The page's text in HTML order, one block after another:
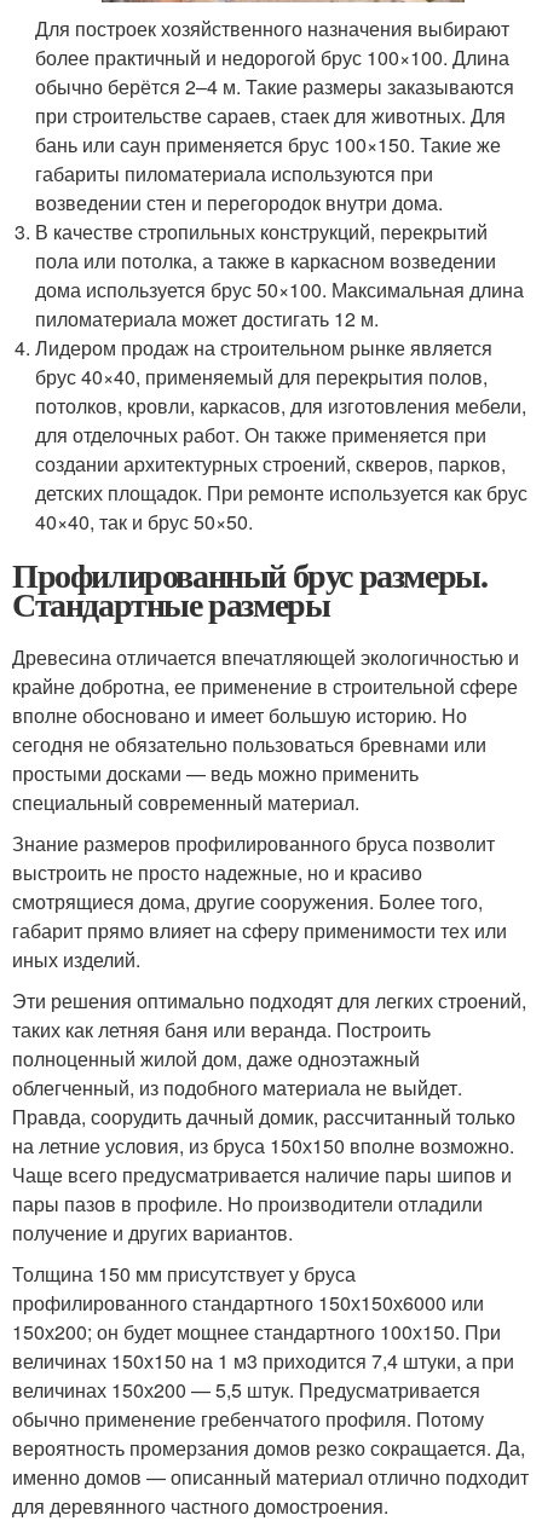
Для построек хозяйственного назначения выбирают
более практичный и недорогой брус 100×100. Длина
обычно берётся 2–4 м. Такие размеры заказываются
при строительстве сараев, стаек для животных. Для
бань или саун применяется брус 100×150. Такие же
габариты пиломатериала используются при
возведении стен и перегородок внутри дома.
В качестве стропильных конструкций, перекрытий
пола или потолка, а также в каркасном возведении
дома используется брус 50×100. Максимальная длина
пиломатериала может достигать 12 м.
Лидером продаж на строительном рынке является
брус 40×40, применяемый для перекрытия полов,
потолков, кровли, каркасов, для изготовления мебели,
для отделочных работ. Он также применяется при
создании архитектурных строений, скверов, парков,
детских площадок. При ремонте используется как брус
40×40, так и брус 50×50.
Профилированный брус размеры.
Стандартные размеры
Древесина отличается впечатляющей экологичностью и
крайне добротна, ее применение в строительной сфере
вполне обосновано и имеет большую историю. Но
сегодня не обязательно пользоваться бревнами или
простыми досками — ведь можно применить
специальный современный материал.
Знание размеров профилированного бруса позволит
выстроить не просто надежные, но и красиво
смотрящиеся дома, другие сооружения. Более того,
габарит прямо влияет на сферу применимости тех или
иных изделий.
Эти решения оптимально подходят для легких строений,
таких как летняя баня или веранда. Построить
полноценный жилой дом, даже одноэтажный
облегченный, из подобного материала не выйдет.
Правда, соорудить дачный домик, рассчитанный только
на летние условия, из бруса 150х150 вполне возможно.
Чаще всего предусматривается наличие пары шипов и
пары пазов в профиле. Но производители отладили
получение и других вариантов.
Толщина 150 мм присутствует у бруса
профилированного стандартного 150х150х6000 или
150х200; он будет мощнее стандартного 100х150. При
величинах 150х150 на 1 м3 приходится 7,4 штуки, а при
величинах 150х200 — 5,5 штук. Предусматривается
обычно применение гребенчатого профиля. Потому
вероятность промерзания домов резко сокращается. Да,
именно домов — описанный материал отлично подходит
для деревянного частного домостроения.